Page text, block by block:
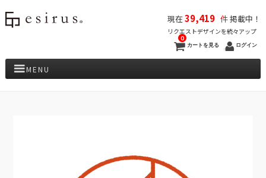
現在39,419 件掲載中！
リクエストデザインを続々アップ
カートを見る
0
ログイン
MENU